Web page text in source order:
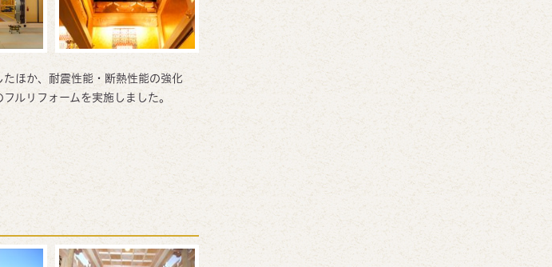
ほか、耐震性能・断熱性能の強化
ルリフォームを実施しました。